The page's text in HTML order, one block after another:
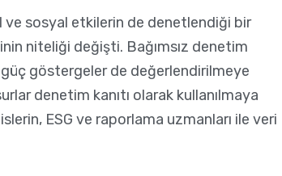
ve sosyal etkilerin de denetlendiği bir
niteliği değişti. Bağımsız denetim
göstergeler de değerlendirilmeye
denetim kanıtı olarak kullanılmaya
ESG ve raporlama uzmanları ile veri